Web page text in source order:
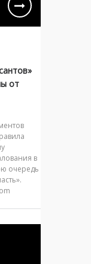
от
в
очередь